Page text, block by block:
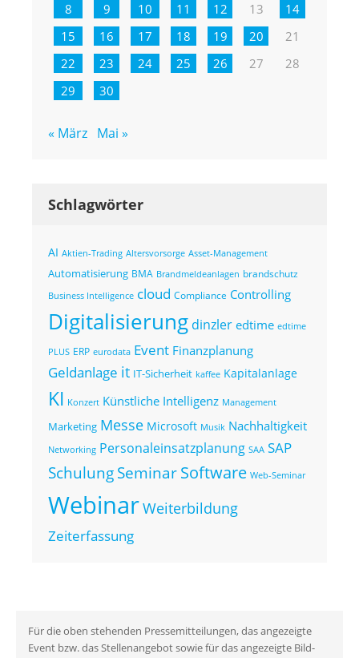
8
9 10 11 12 13
14
15
16 17 18 19 20
21
22
23 24 25 26 27
28
29
30
« März Mai »
Schlagwörter
AI Aktien-Trading Altersvorsorge Asset-Management
Automatisierung BMA Brandmeldeanlagen brandschutz
Business Intelligence cloud Compliance Controlling
Digitalisierung dinzler edtime edtime
PLUS ERP eurodata Event Finanzplanung
Geldanlage it IT-Sicherheit kaffee Kapitalanlage
KI Konzert Künstliche Intelligenz Management
Marketing Messe Microsoft Musik Nachhaltigkeit
Networking Personaleinsatzplanung SAA SAP
SchulungSeminarSoftware Web-Seminar
WebinarWeiterbildung
Zeiterfassung
Für die oben stehenden Pressemitteilungen, das angezeigte
Event bzw. das Stellenangebot sowie für das angezeigte Bild-